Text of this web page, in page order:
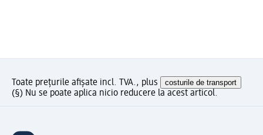
Toate prețurile afișate incl. TVA., plus costurile de transport
(§) Nu se poate aplica nicio reducere la acest articol.